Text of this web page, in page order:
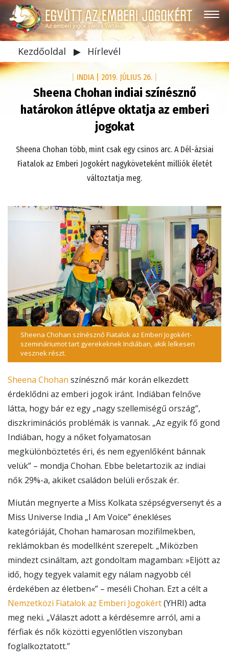
Kezdőoldal ▶ Hírlevél
INDIA 2019. JÚLIUS 26.
Sheena Chohan indiai színésznő
határokon átlépve oktatja az emberi
jogokat
Sheena Chohan több, mint csak egy csinos arc. A Dél-ázsiai
Fiatalok az Emberi Jogokért nagyköveteként milliók életét
változtatja meg.
Sheena Chohan színésznő Fiatalok az Emberi Jogokért-
szemináriumot tart gyerekeknek Indiában, akik lelkesen
vesznek részt.
Sheena Chohan színésznő már korán elkezdett
érdeklődni az emberi jogok iránt. Indiában felnőve
látta, hogy bár ez egy „nagy szellemiségű ország”,
diszkriminációs problémák is vannak. „Az egyik fő gond
Indiában, hogy a nőket folyamatosan
megkülönböztetés éri, és nem egyenlőként bánnak
velük” – mondja Chohan. Ebbe beletartozik az indiai
nők 29%-a, akiket családon belüli erőszak ér.
Miután megnyerte a Miss Kolkata szépségversenyt és a
Miss Universe India „I Am Voice” énekléses
kategóriáját, Chohan hamarosan mozifilmekben,
reklámokban és modellként szerepelt. „Miközben
mindezt csináltam, azt gondoltam magamban: »Eljött az
idő, hogy tegyek valamit egy nálam nagyobb cél
érdekében az életben«” – meséli Chohan. Ezt a célt a
Nemzetközi Fiatalok az Emberi Jogokért(YHRI) adta
meg neki. „Választ adott a kérdésemre arról, ami a
férfiak és nők közötti egyenlőtlen viszonyban
foglalkoztatott.”